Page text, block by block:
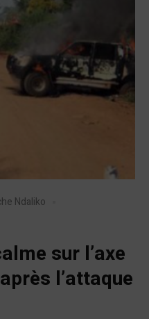
Ndaliko
sur l’axe
l’attaque